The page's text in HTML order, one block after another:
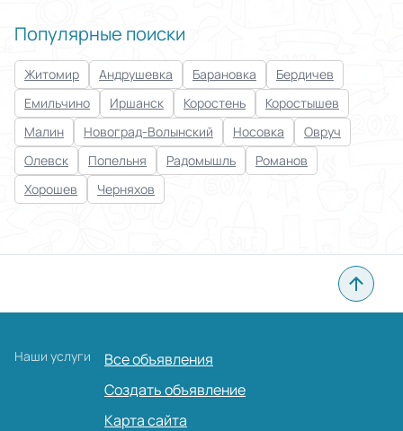
Популярные поиски
Житомир Андрушевка Барановка
Бердичев
Емильчино
Иршанск Коростень
Коростышев
Малин
Новоград-Волынский Носовка
Овруч
Олевск
Попельня Радомышль
Романов
Хорошев
Черняхов
Наши услуги
Все объявления
Создать объявление
Карта сайта